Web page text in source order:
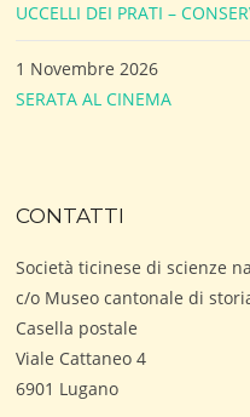
UCCELLI DEI PRATI –
1 Novembre 2026
SERATA AL CINEMA
CONTATTI
Società ticinese di scienze
c/o Museo cantonale di
Casella postale
Viale Cattaneo 4
6901 Lugano